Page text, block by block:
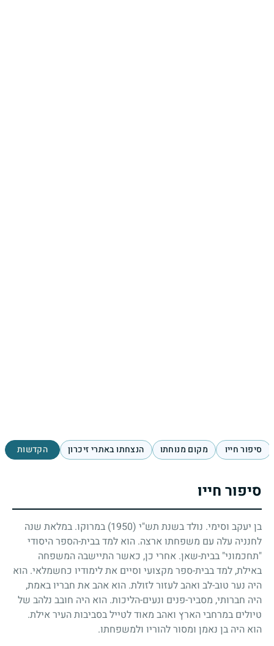
סיפור חייו מקום מנוחתו הנצחתו באתרי זיכרון הקדשות
סיפור חייו
בן יעקב וסימי. נולד בשנת תש"י (1950)
במרוקו. במלאת שנה
לחנניה עלה עם משפחתו ארצה. הוא למד בבית-הספר היסודי
"תחכמוני" בבית-שאן. אחרי כן, כאשר התיישבה המשפחה
באילת, למד בבית-ספר מקצועי וסיים את לימודיו כחשמלאי. הוא
היה נער טוב-לב ואהב לעזור לזולת. הוא אהב את חבריו באמת,
היה חברותי, מסביר-פנים ונעים-הליכות. הוא היה חובב נלהב של
טיולים במרחבי הארץ ואהב מאוד לטייל בסביבות העיר אילת.
הוא היה בן נאמן ומסור להוריו ולמשפחתו.